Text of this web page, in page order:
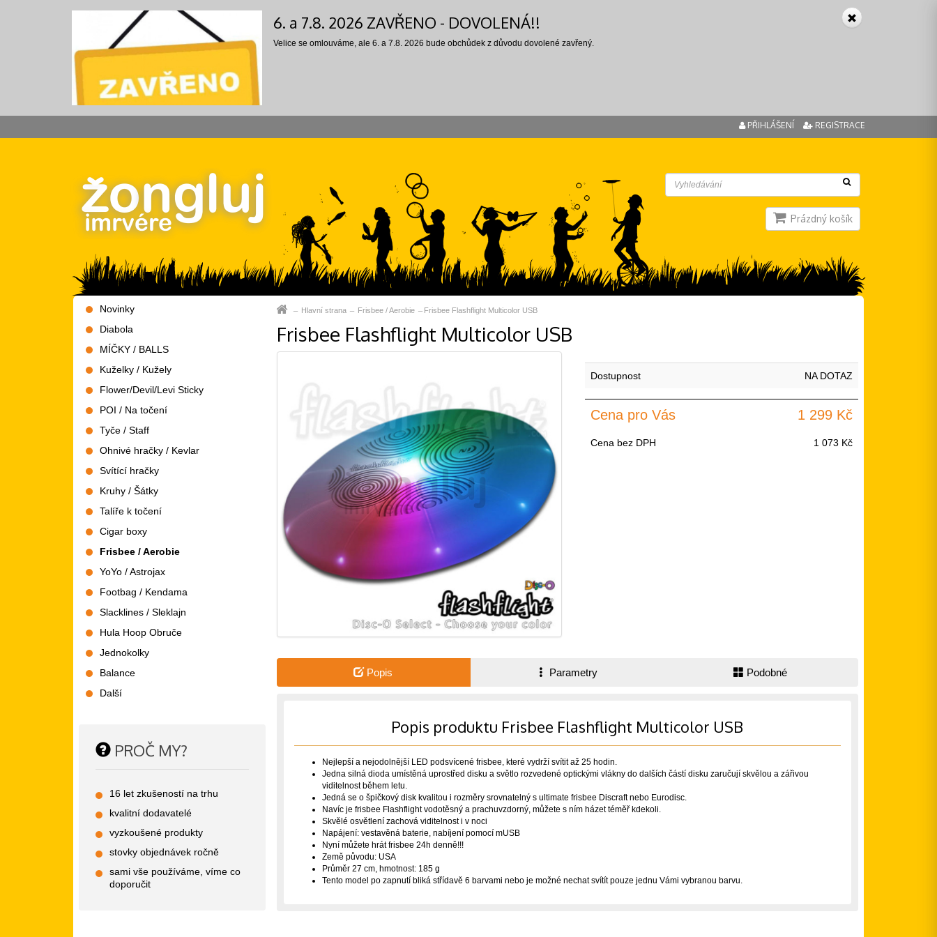
6. a 7.8. 2026 ZAVŘENO - DOVOLENÁ!!
Velice se omlouváme, ale 6. a 7.8. 2026 bude obchůdek z důvodu dovolené zavřený.
PŘIHLÁŠENÍ REGISTRACE
Prázdný košík
Hlavní strana Frisbee / Aerobie Frisbee Flashflight Multicolor USB
Frisbee Flashflight Multicolor USB
Dostupnost NA DOTAZ
Cena pro Vás 1 299 Kč
Cena bez DPH 1 073 Kč
Popis Parametry Podobné
Popis produktu Frisbee Flashflight Multicolor USB
Nejlepší a nejodolnější LED podsvícené frisbee, které vydrží svítit až 25 hodin.
Jedna silná dioda umístěná uprostřed disku a světlo rozvedené optickými vlákny do dalších částí disku zaručují skvělou a zářivou
viditelnost během letu.
Jedná se o špičkový disk kvalitou i rozměry srovnatelný s ultimate frisbee Discraft nebo Eurodisc.
Navíc je frisbee Flashflight vodotěsný a prachuvzdorný, můžete s ním házet téměř kdekoli.
Skvělé osvětlení zachová viditelnost i v noci
Napájení: vestavěná baterie, nabíjení pomocí mUSB
Nyní můžete hrát frisbee 24h denně!!!
Země původu: USA
Průměr 27 cm, hmotnost: 185 g
Tento model po zapnutí bliká střídavě 6 barvami nebo je možné nechat svítít pouze jednu Vámi vybranou barvu.
Novinky
Diabola
MÍČKY / BALLS
Kuželky / Kužely
Flower/Devil/Levi Sticky
POI / Na točení
Tyče / Staff
Ohnivé hračky / Kevlar
Svítící hračky
Kruhy / Šátky
Talíře k točení
Cigar boxy
Frisbee / Aerobie
YoYo / Astrojax
Footbag / Kendama
Slacklines / Sleklajn
Hula Hoop Obruče
Jednokolky
Balance
Další
PROČ MY?
16 let zkušeností na trhu
kvalitní dodavatelé
vyzkoušené produkty
stovky objednávek ročně
sami vše používáme, víme co
doporučit